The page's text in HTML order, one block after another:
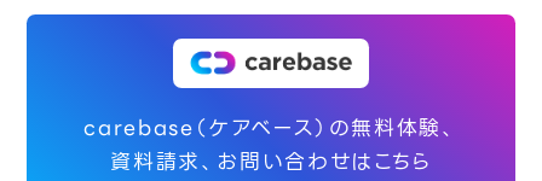
carebase（ケアベース）の無料体験、
資料請求、お問い合わせはこちら